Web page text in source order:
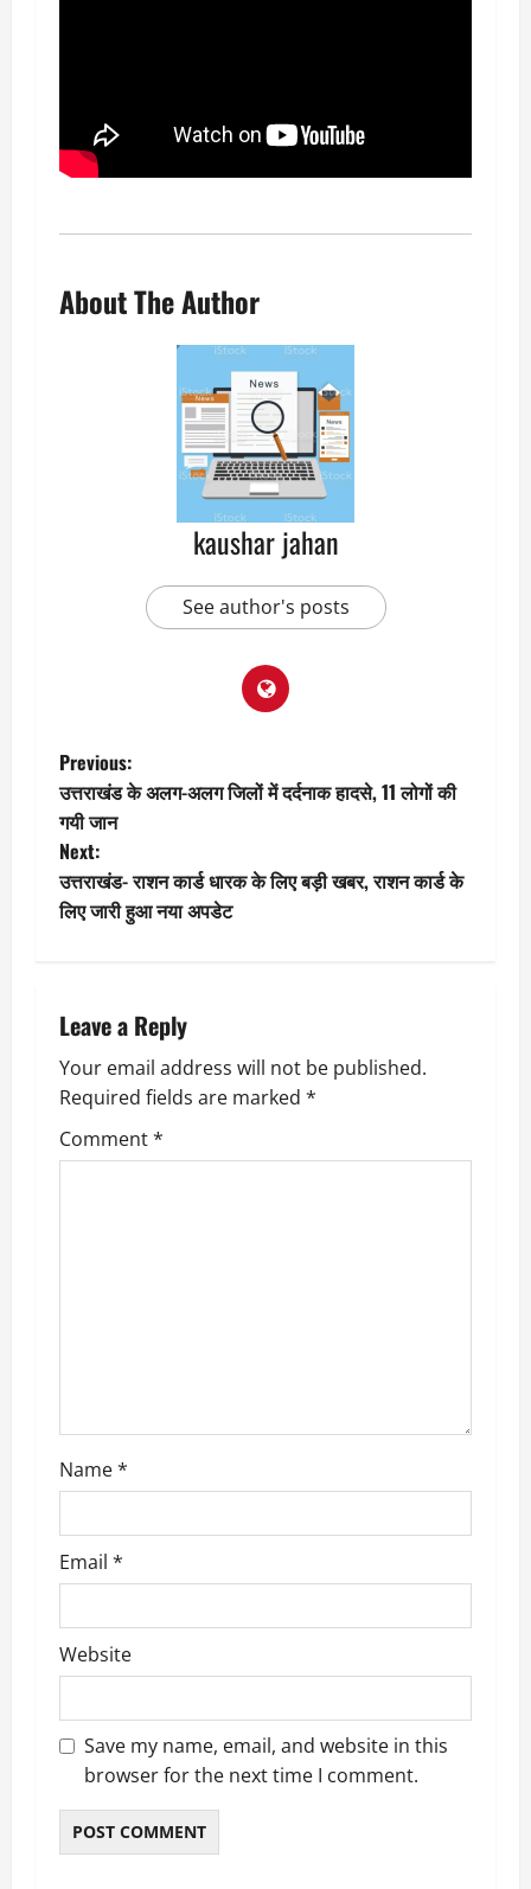
About The Author
kaushar jahan
See author's posts
P
o
s
t
a
v
i
g
Previous:
उत्तराखंड के अलग-अलग जिलों में दर्दनाक हादसे, 11 लोगों की
गयी जान
Next:
उत्तराखंड- राशन कार्ड धारक के लिए बड़ी खबर, राशन कार्ड के
लिए जारी हुआ नया अपडेट
Leave a Reply
Your email address will not be published.
Required fields are marked *
Comment*
Name*
Email *
Website
Save my name, email, and website in this
browser for the next time I comment.